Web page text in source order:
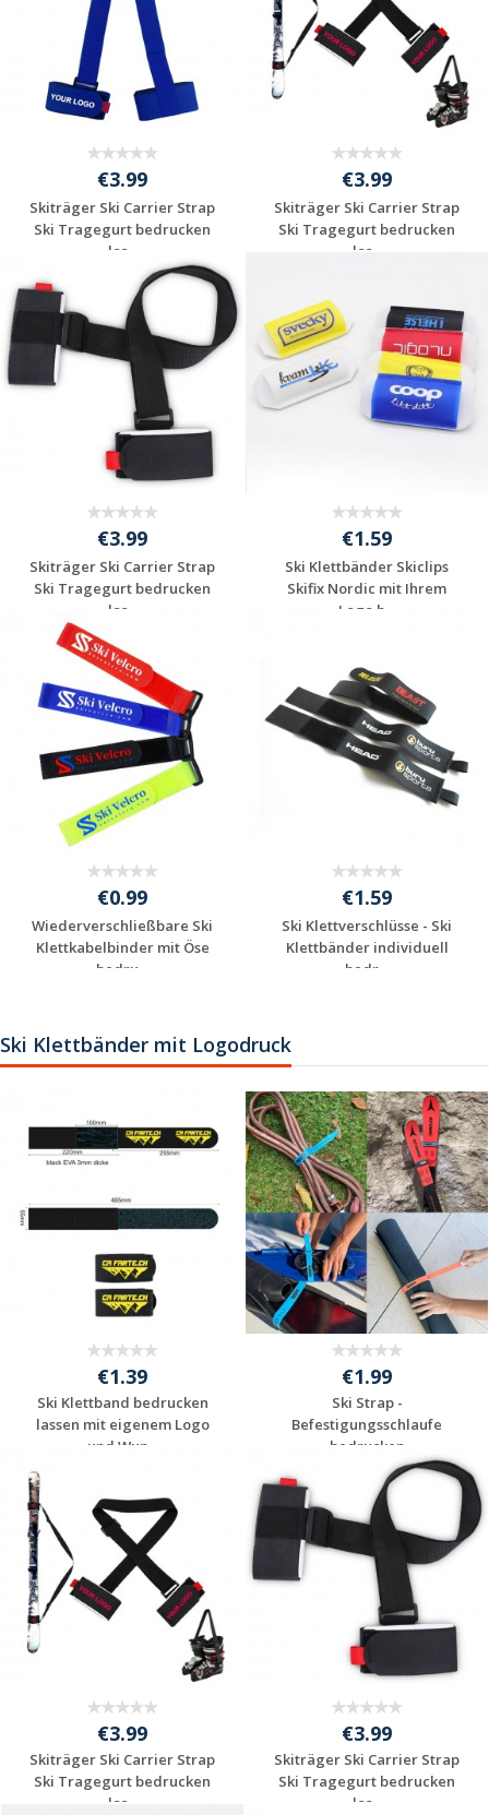
€3.99
Skiträger Ski Carrier Strap
Ski Tragegurt bedrucken
las...
Individuelle
Werbeartikel
anfragen
€3.99
Skiträger Ski Carrier Strap
Ski Tragegurt bedrucken
las...
Werbeartikel
anfragen
€3.99
Skiträger Ski Carrier Strap
Ski Tragegurt bedrucken
las...
Individuelle
Werbeartikel
anfragen
€1.59
Ski Klettbänder Skiclips
Skifix Nordic mit Ihrem
Logo b...
anfragen
€0.99
Wiederverschließbare Ski
Klettkabelbinder mit Öse
bedru...
anfragen
€1.59
Ski Klettverschlüsse - Ski
Klettbänder individuell
bedr...
Ski Klettbänder mit Logodruck
€1.39
Ski Klettband bedrucken
lassen mit eigenem Logo
und Wun...
anfragen
€1.99
Ski Strap -
Befestigungsschlaufe
bedrucken
Individuelle
Werbeartikel
anfragen
€3.99
Skiträger Ski Carrier Strap
Ski Tragegurt bedrucken
las...
€3.99
Skiträger Ski Carrier Strap
Ski Tragegurt bedrucken
las...